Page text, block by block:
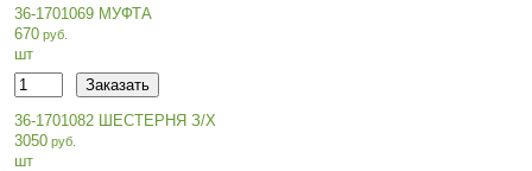
36-1701069 МУФТА
670
шт
36-1701082 ШЕСТЕРНЯ З/Х
3050
шт